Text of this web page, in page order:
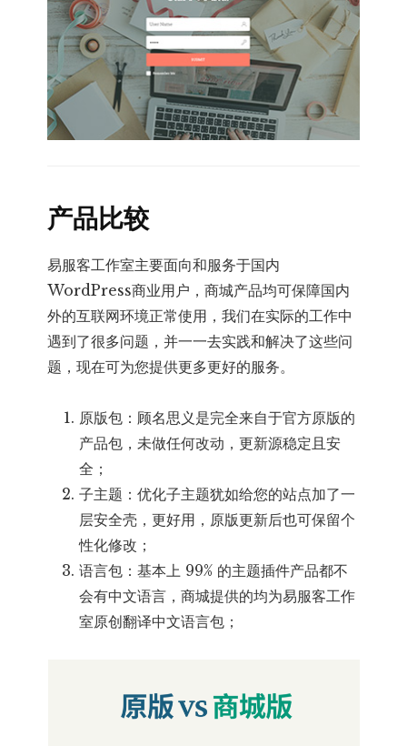
产品比较
易服客工作室主要面向和服务于国内
WordPress商业用户，商城产品均可保障国内
外的互联网环境正常使用，我们在实际的工作中
遇到了很多问题，并一一去实践和解决了这些问
题，现在可为您提供更多更好的服务。
原版包：顾名思义是完全来自于官方原版的
产品包，未做任何改动，更新源稳定且安
全；
子主题：优化子主题犹如给您的站点加了一
层安全壳，更好用，原版更新后也可保留个
性化修改；
语言包：基本上 99% 的主题插件产品都不
会有中文语言，商城提供的均为易服客工作
室原创翻译中文语言包；